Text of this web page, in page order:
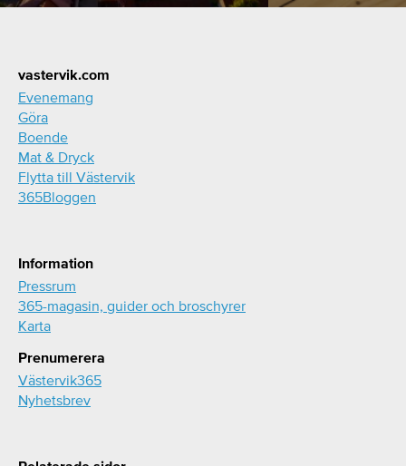
Footer
vastervik.com
Evenemang
Göra
Boende
Mat & Dryck
Flytta till Västervik
365Bloggen
Information
Pressrum
365-magasin, guider och broschyrer
Karta
Prenumerera
Västervik365
Nyhetsbrev